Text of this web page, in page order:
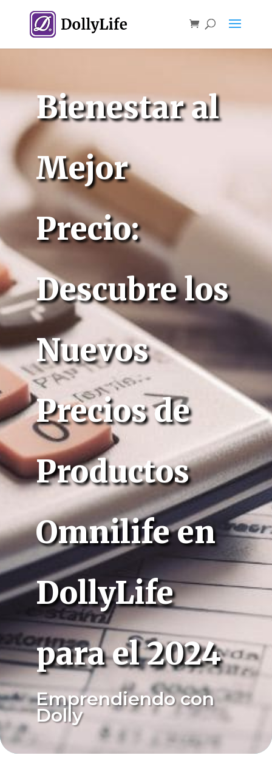
Bienestar al
Mejor
Precio:
Descubre los
Nuevos
Precios de
Productos
Omnilife en
DollyLife
para el 2024
Emprendiendo con
Dolly